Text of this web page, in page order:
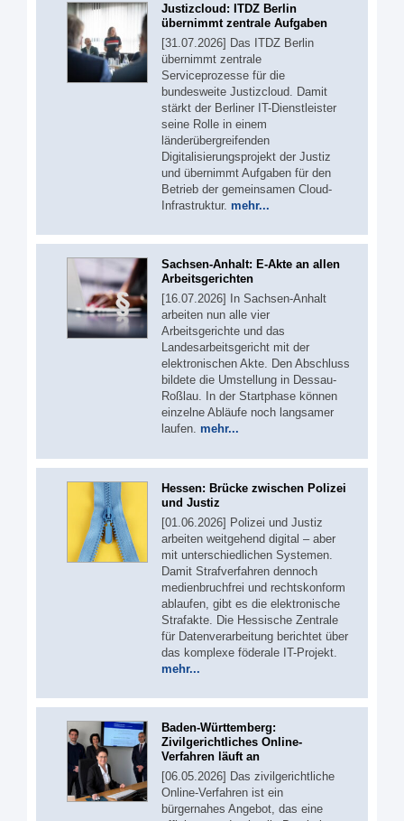
Justizcloud: ITDZ Berlin
übernimmt zentrale Aufgaben
[31.07.2026] Das ITDZ Berlin
übernimmt zentrale
Serviceprozesse für die
bundesweite Justizcloud. Damit
stärkt der Berliner IT-Dienstleister
seine Rolle in einem
länderübergreifenden
Digitalisierungsprojekt der Justiz
und übernimmt Aufgaben für den
Betrieb der gemeinsamen Cloud-
Infrastruktur. mehr...
Sachsen-Anhalt: E-Akte an allen
Arbeitsgerichten
[16.07.2026] In Sachsen-Anhalt
arbeiten nun alle vier
Arbeitsgerichte und das
Landesarbeitsgericht mit der
elektronischen Akte. Den Abschluss
bildete die Umstellung in Dessau-
Roßlau. In der Startphase können
einzelne Abläufe noch langsamer
laufen. mehr...
Hessen: Brücke zwischen Polizei
und Justiz
[01.06.2026] Polizei und Justiz
arbeiten weitgehend digital – aber
mit unterschiedlichen Systemen.
Damit Strafverfahren dennoch
medienbruchfrei und rechtskonform
ablaufen, gibt es die elektronische
Strafakte. Die Hessische Zentrale
für Datenverarbeitung berichtet über
das komplexe föderale IT-Projekt.
mehr...
Baden-Württemberg:
Zivilgerichtliches Online-
Verfahren läuft an
[06.05.2026] Das zivilgerichtliche
Online-Verfahren ist ein
bürgernahes Angebot, das eine